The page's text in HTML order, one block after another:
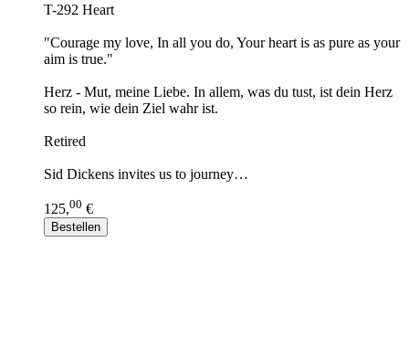
T-292 Heart
"Courage my love, In all you do, Your heart is as pure as your
aim is true."
Herz - Mut, meine Liebe. In allem, was du tust, ist dein Herz
so rein, wie dein Ziel wahr ist.
Retired
Sid Dickens invites us to journey…
125,00 €
Bestellen